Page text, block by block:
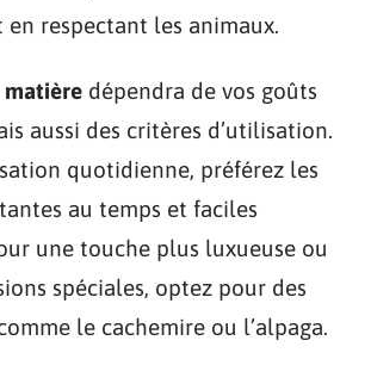
respectant les animaux.
dépendra de vos goûts
aussi des critères d’utilisation.
quotidienne, préférez les
au temps et faciles
une touche plus luxueuse ou
spéciales, optez pour des
le cachemire ou l’alpaga.